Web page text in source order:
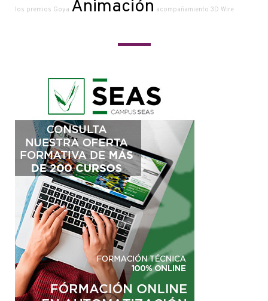
los premios Goya Animación acompañamiento 3D Wire